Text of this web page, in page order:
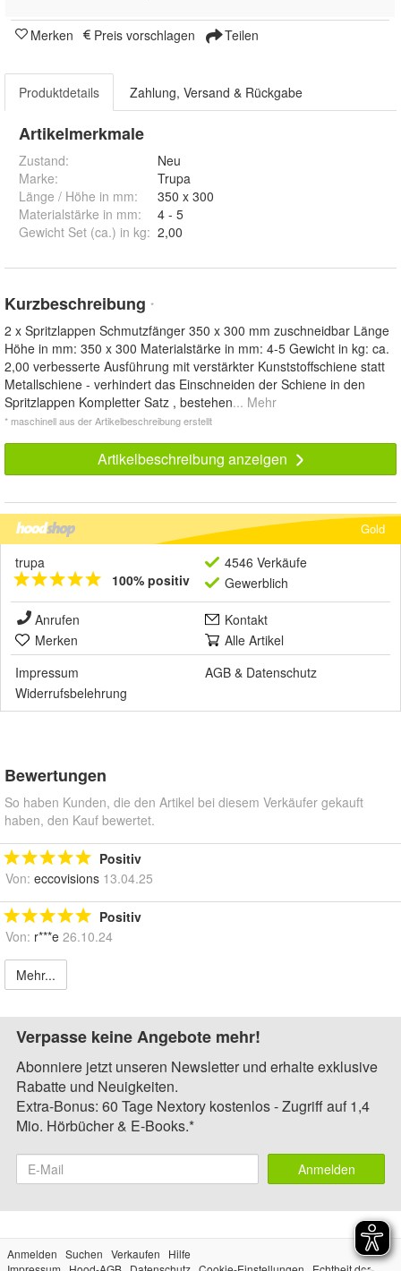
Merken Preis vorschlagen Teilen
Produktdetails Zahlung, Versand & Rückgabe
Artikelmerkmale
Zustand:
Neu
Marke:
Trupa
Länge / Höhe in mm:
350 x 300
Materialstärke in mm:
4 - 5
Gewicht Set (ca.) in kg: 2,00
Kurzbeschreibung *
2 x Spritzlappen Schmutzfänger 350 x 300 mm zuschneidbar Länge
Höhe in mm: 350 x 300 Materialstärke in mm: 4-5 Gewicht in kg: ca.
2,00 verbesserte Ausführung mit verstärkter Kunststoffschiene statt
Metallschiene - verhindert das Einschneiden der Schiene in den
Spritzlappen Kompletter Satz , bestehen... Mehr
* maschinell aus der Artikelbeschreibung erstellt
Artikelbeschreibung anzeigen
Gold
trupa
100% positiv
4546 Verkäufe
Gewerblich
Anrufen
Kontakt
Merken
Alle Artikel
Impressum
AGB & Datenschutz
Widerrufsbelehrung
Bewertungen
So haben Kunden, die den Artikel bei diesem Verkäufer gekauft
haben, den Kauf bewertet.
Positiv
Von: eccovisions 13.04.25
Positiv
Von: r***e 26.10.24
Mehr...
Verpasse keine Angebote mehr!
Abonniere jetzt unseren Newsletter und erhalte exklusive
Rabatte und Neuigkeiten.
Extra-Bonus: 60 Tage Nextory kostenlos - Zugriff auf 1,4
Mio. Hörbücher & E-Books.*
Anmelden
Anmelden Suchen Verkaufen
Hilfe